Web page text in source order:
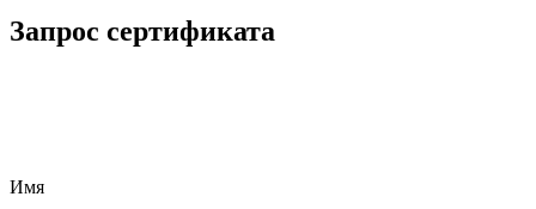
Запрос сертификата
Имя